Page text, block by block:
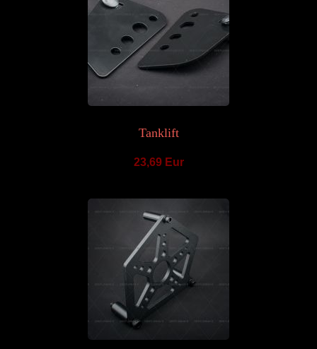
Tanklift
23,69 Eur